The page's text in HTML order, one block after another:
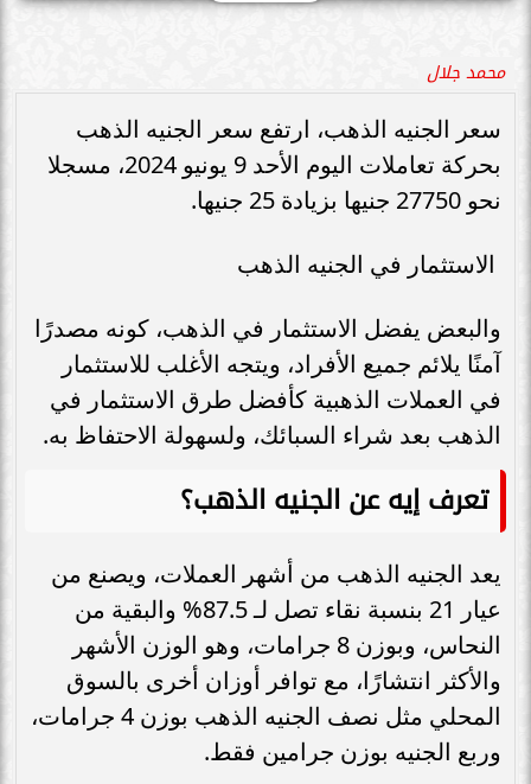
محمد جلال
سعر الجنيه الذهب، ارتفع سعر الجنيه الذهب
بحركة تعاملات اليوم الأحد 9 يونيو 2024، مسجلا
نحو 27750 جنيها بزيادة 25 جنيها.
الاستثمار في الجنيه الذهب
والبعض يفضل الاستثمار في الذهب، كونه مصدرًا
آمنًا يلائم جميع الأفراد، ويتجه الأغلب للاستثمار
في العملات الذهبية كأفضل طرق الاستثمار في
الذهب بعد شراء السبائك، ولسهولة الاحتفاظ به.
تعرف إيه عن الجنيه الذهب؟
يعد الجنيه الذهب من أشهر العملات، ويصنع من
عيار 21 بنسبة نقاء تصل لـ 87.5% والبقية من
النحاس، وبوزن 8 جرامات، وهو الوزن الأشهر
والأكثر انتشارًا، مع توافر أوزان أخرى بالسوق
المحلي مثل نصف الجنيه الذهب بوزن 4 جرامات،
وربع الجنيه بوزن جرامين فقط.